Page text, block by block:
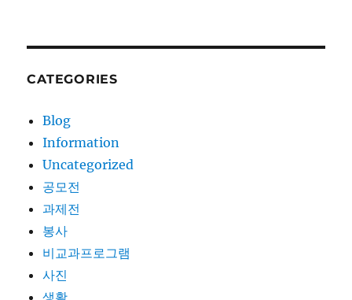
CATEGORIES
Blog
Information
Uncategorized
공모전
과제전
봉사
비교과프로그램
사진